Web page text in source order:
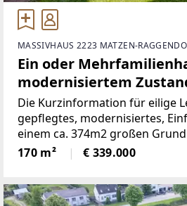
MASSIVHAUS 2223 MATZEN-
Ein oder
modernisiertem
Die Kurzinformation für eilige Leser
gepflegtes, modernisiertes,
einem ca. 374m2 großen Grund! *
* Rund 170m2 Wohnfläche * Idyllische Lage * feiner
170 m² € 339.000